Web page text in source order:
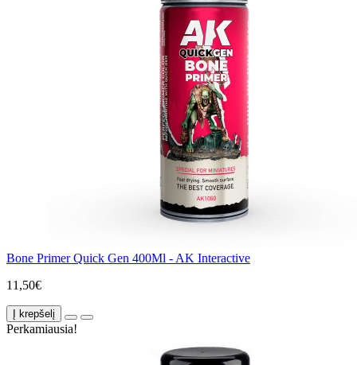
Bone Primer Quick Gen 400Ml - AK Interactive
11,50€
Į krepšelį
Perkamiausia!